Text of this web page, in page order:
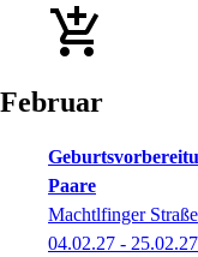
Februar
Paare
Machtlfinger Straße
04.02.27 - 25.02.27